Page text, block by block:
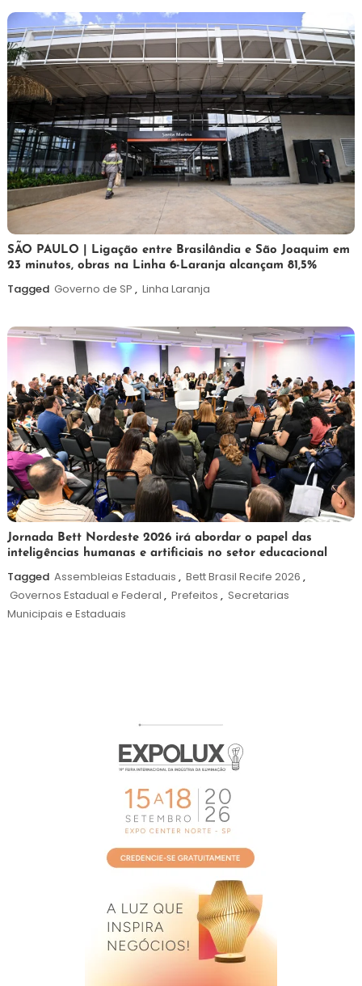
19
de
maio
Maurilio
SÃO PAULO | Ligação entre Brasilândia e São Joaquim em
23 minutos, obras na Linha 6-Laranja alcançam 81,5%
Tagged Governo de SP , Linha Laranja
19
de
maio
de
Maurilio
Jornada Bett Nordeste 2026 irá abordar o papel das
inteligências humanas e artificiais no setor educacional
Tagged Assembleias Estaduais , Bett Brasil Recife 2026 ,
Governos Estadual e Federal , Prefeitos , Secretarias
Municipais e Estaduais